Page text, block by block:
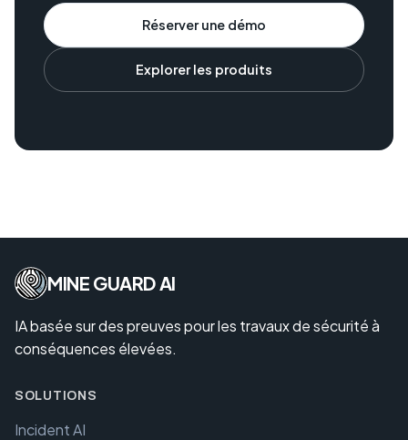
Réserver une démo
Explorer les produits
MINE GUARD AI
IA basée sur des preuves pour les travaux de sécurité à
conséquences élevées.
SOLUTIONS
Incident AI